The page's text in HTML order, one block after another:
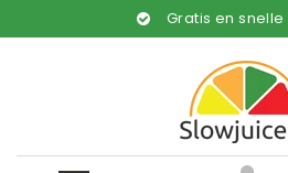
Gratis en